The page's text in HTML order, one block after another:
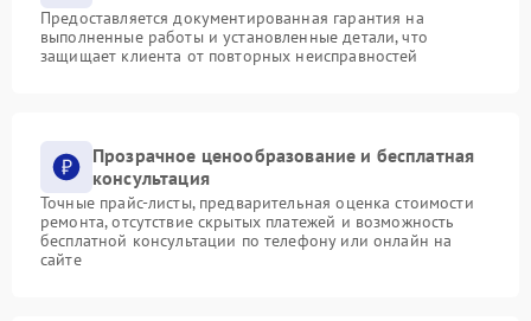
Предоставляется документированная гарантия на
выполненные работы и установленные детали, что
защищает клиента от повторных неисправностей
Прозрачное ценообразование и бесплатная
консультация
Точные прайс-листы, предварительная оценка стоимости
ремонта, отсутствие скрытых платежей и возможность
бесплатной консультации по телефону или онлайн на
сайте